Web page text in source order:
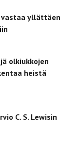
vastaa yllättäen
olkiukkojen
heistä
C. S. Lewisin